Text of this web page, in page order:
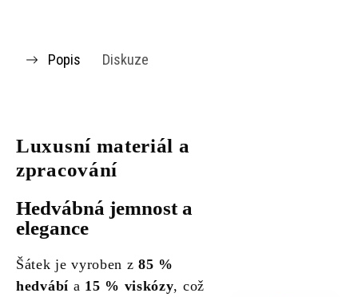
Popis Diskuze
Luxusní materiál a
zpracování
Hedvábná jemnost a
elegance
Šátek je vyroben z85 %
hedvábía 15 % viskózy, což